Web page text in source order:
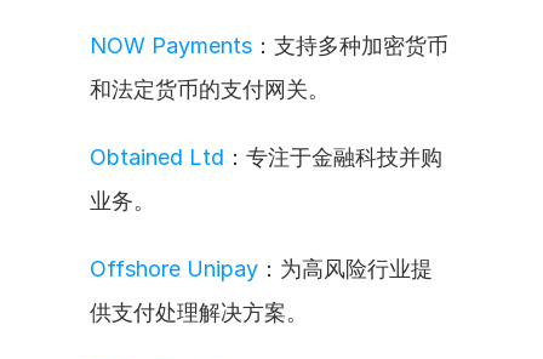
NOW Payments ：支持多种加密货币
和法定货币的支付网关。
Obtained Ltd ：专注于金融科技并购
业务。
Offshore Unipay ：为高风险行业提
供支付处理解决方案。